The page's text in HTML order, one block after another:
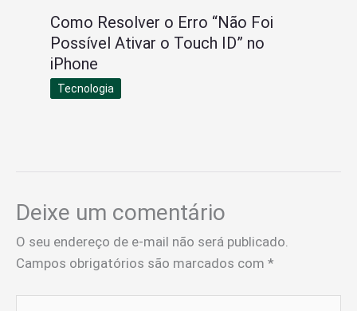
Como Resolver o Erro “Não Foi
Possível Ativar o Touch ID” no
iPhone
Tecnologia
Deixe um comentário
O seu endereço de e-mail não será publicado.
Campos obrigatórios são marcados com *